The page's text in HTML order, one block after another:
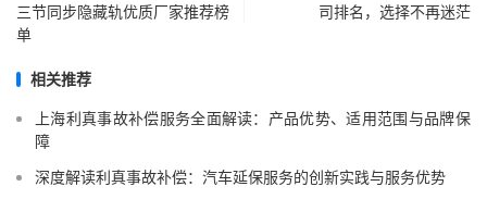
三节同步隐藏轨优质厂家推荐榜
单
司排名，选择不再迷茫
相关推荐
上海利真事故补偿服务全面解读：产品优势、适用范围与品牌保
障
深度解读利真事故补偿：汽车延保服务的创新实践与服务优势